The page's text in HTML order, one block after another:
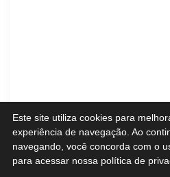
Este site utiliza cookies para
experiência de navegação. Ao
navegando, você concorda com o
para acessar nossa política de